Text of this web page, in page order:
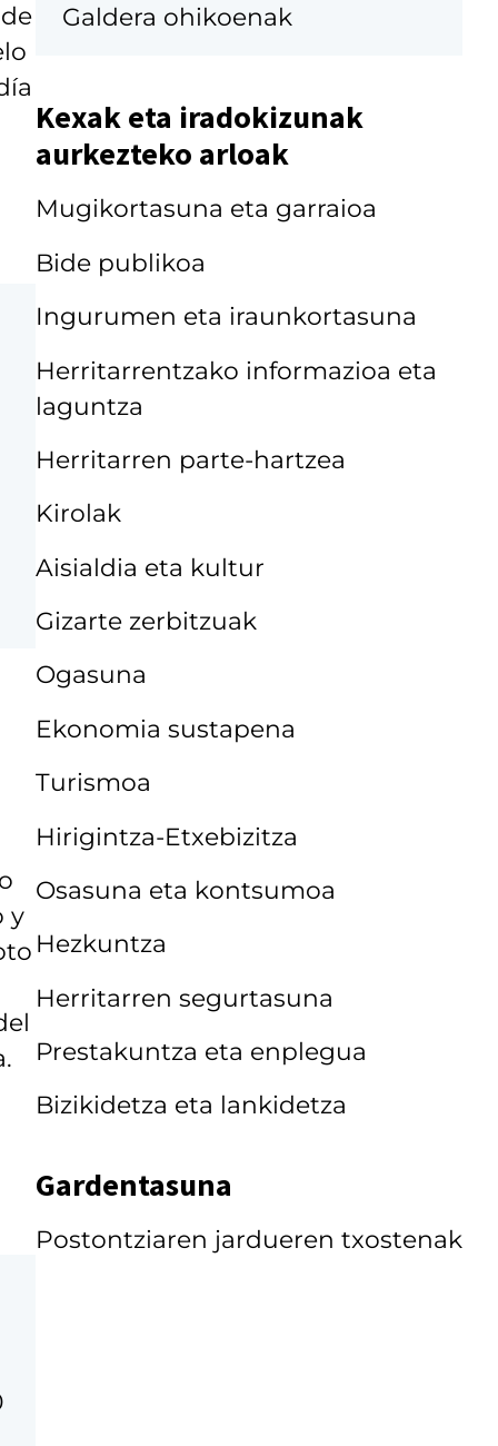
y
Galdera ohikoenak
Kexak eta iradokizunak
aurkezteko arloak
Mugikortasuna eta garraioa
Bide publikoa
Ingurumen eta iraunkortasuna
Herritarrentzako informazioa eta
laguntza
Herritarren parte-hartzea
Kirolak
Aisialdia eta kultur
Gizarte zerbitzuak
Ogasuna
Ekonomia sustapena
Turismoa
Hirigintza-Etxebizitza
Osasuna eta kontsumoa
Hezkuntza
Herritarren segurtasuna
Prestakuntza eta enplegua
Bizikidetza eta lankidetza
Gardentasuna
Postontziaren jardueren txostenak